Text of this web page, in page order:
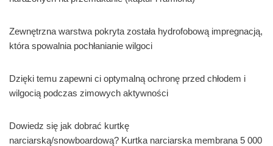
Zewnętrzna warstwa pokryta została hydrofobową impregnacją,
która spowalnia pochłanianie wilgoci
Dzięki temu zapewni ci optymalną ochronę przed chłodem i
wilgocią podczas zimowych aktywności
Dowiedz się jak dobrać kurtkę
narciarską/snowboardową? Kurtka narciarska membrana 5 000